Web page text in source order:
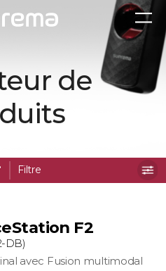
de
Filtre
F2
DB)
avec Fusion multimodal